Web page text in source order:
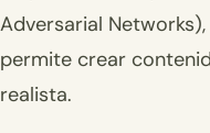
Adversarial
permite crear
realista.